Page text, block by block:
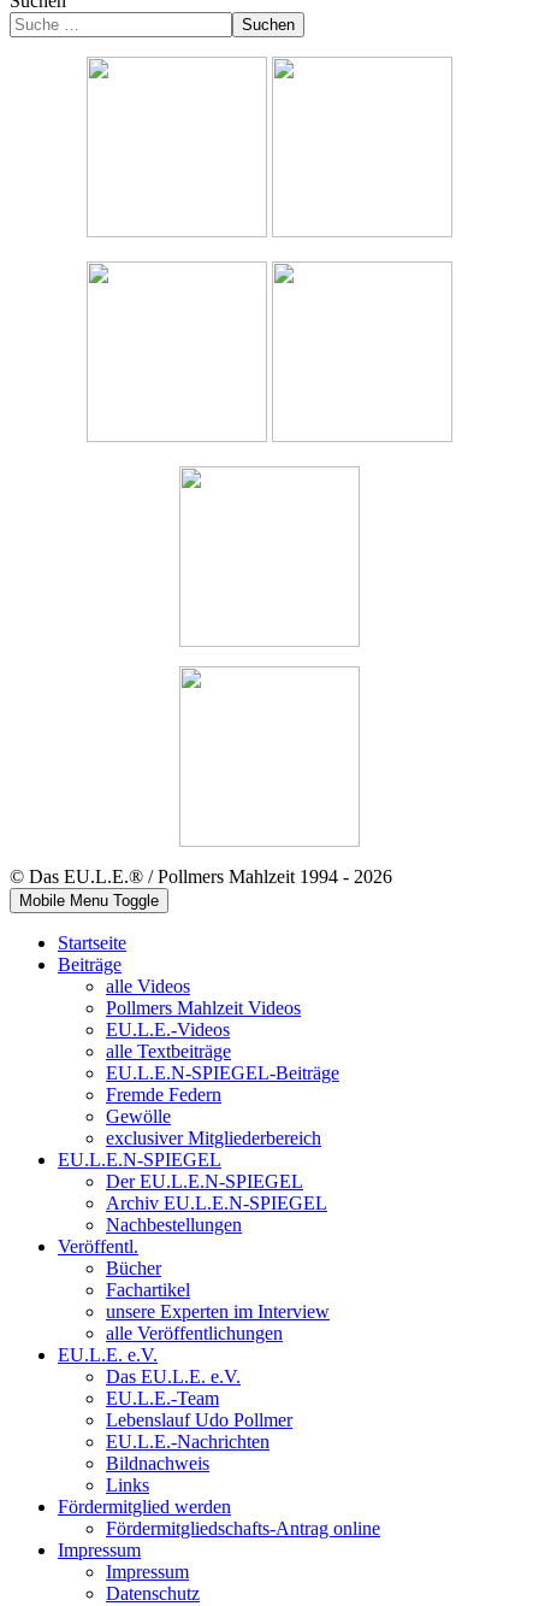
Suchen
© Das EU.L.E.® / Pollmers Mahlzeit 1994 - 2026
Mobile Menu Toggle
Startseite
Beiträge
alle Videos
Pollmers Mahlzeit Videos
EU.L.E.-Videos
alle Textbeiträge
EU.L.E.N-SPIEGEL-Beiträge
Fremde Federn
Gewölle
exclusiver Mitgliederbereich
EU.L.E.N-SPIEGEL
Der EU.L.E.N-SPIEGEL
Archiv EU.L.E.N-SPIEGEL
Nachbestellungen
Veröffentl.
Bücher
Fachartikel
unsere Experten im Interview
alle Veröffentlichungen
EU.L.E. e.V.
Das EU.L.E. e.V.
EU.L.E.-Team
Lebenslauf Udo Pollmer
EU.L.E.-Nachrichten
Bildnachweis
Links
Fördermitglied werden
Fördermitgliedschafts-Antrag online
Impressum
Impressum
Datenschutz